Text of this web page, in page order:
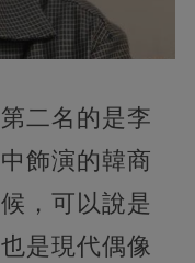
二名的是李
飾演的韓商
，可以說是
是現代偶像